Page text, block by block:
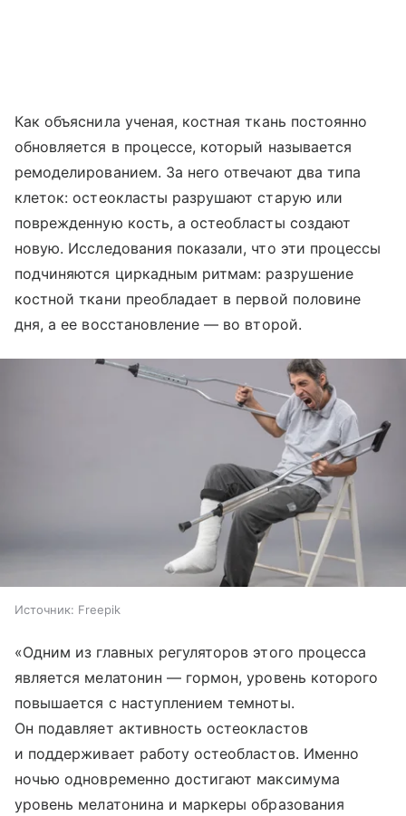
Как объяснила ученая, костная ткань постоянно
обновляется в процессе, который называется
ремоделированием. За него отвечают два типа
клеток: остеокласты разрушают старую или
поврежденную кость, а остеобласты создают
новую. Исследования показали, что эти процессы
подчиняются циркадным ритмам: разрушение
костной ткани преобладает в первой половине
дня, а ее восстановление — во второй.
Источник: Freepik
«Одним из главных регуляторов этого процесса
является мелатонин — гормон, уровень которого
повышается с наступлением темноты.
Он подавляет активность остеокластов
и поддерживает работу остеобластов. Именно
ночью одновременно достигают максимума
уровень мелатонина и маркеры образования